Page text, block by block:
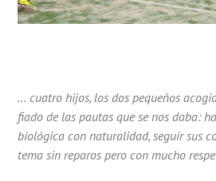
… cuatro hijos, los dos pequeños
fiado de las pautas que se nos daba:
biológica con naturalidad, seguir sus
tema sin reparos pero con mucho